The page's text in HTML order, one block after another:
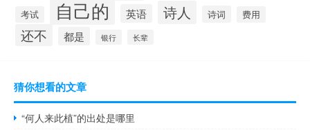
考试 自己的 英语 诗人 诗词 费用
还不 都是 银行 长辈
猜你想看的文章
“何人来此植”的出处是哪里